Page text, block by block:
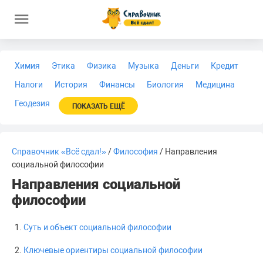
Химия Этика Физика Музыка Деньги
Кредит
Налоги
История Финансы Биология
Медицина
Геодезия
ПОКАЗАТЬ ЕЩЁ
Справочник «Всё сдал!»/Философия / Направления
социальной философии
Направления социальной
философии
Суть и объект социальной философии
Ключевые ориентиры социальной философии